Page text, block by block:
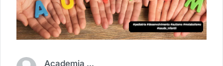
Academia Médica